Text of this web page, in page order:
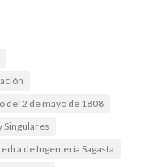
del 2 de mayo de 1808
Singulares
de Ingeniería Sagasta